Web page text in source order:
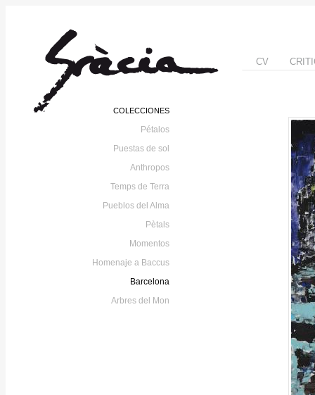
CV
COLECCIONES
Pétalos
Puestas de sol
Anthropos
Temps de Terra
Pueblos del Alma
Pètals
Momentos
Homenaje a Baccus
Barcelona
Arbres del Mon